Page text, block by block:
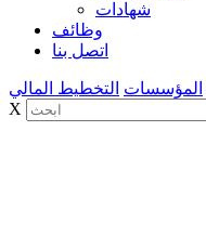
شهادات
وظائف
اتصل بنا
المؤسسات التخطيط المالي
X